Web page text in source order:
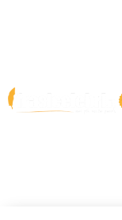
Vai
al